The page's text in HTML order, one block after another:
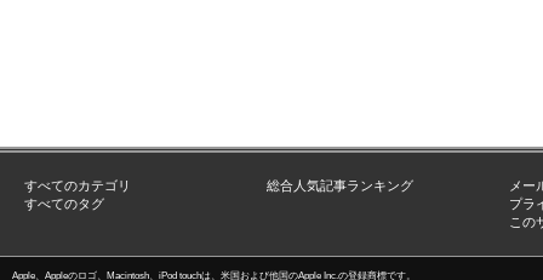
すべてのカテゴリ
すべてのタグ
総合人気記事ランキング
メー
プラ
この
Apple、Appleのロゴ、Macintosh、iPod touchは、米国および他国のApple Inc.の登録商標です。